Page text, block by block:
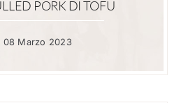
PORK DI TOFU
08 Marzo 2023